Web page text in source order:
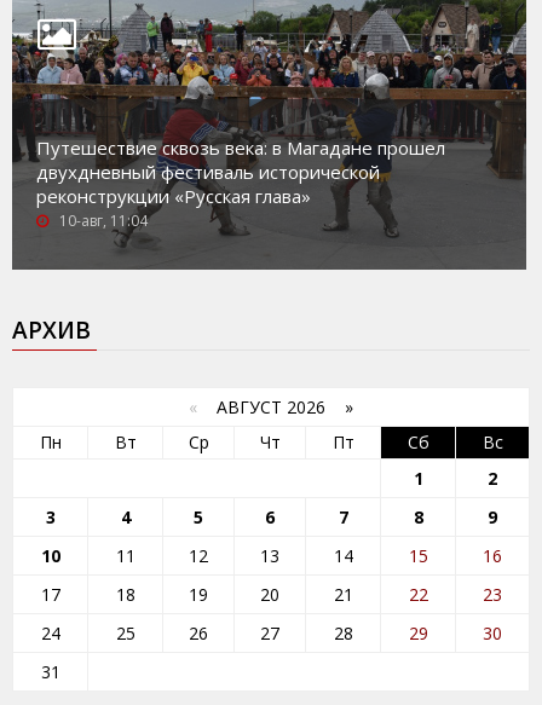
Путешествие сквозь века: в Магадане прошел
двухдневный фестиваль исторической
реконструкции «Русская глава»
10-авг, 11:04
АРХИВ
« АВГУСТ 2026 »
Пн
Вт Ср Чт Пт Сб
Вс
1
2
3
4 5 6 7 8
9
10
11 12 13 14 15
16
17
18 19 20 21 22
23
24
25 26 27 28 29
30
31